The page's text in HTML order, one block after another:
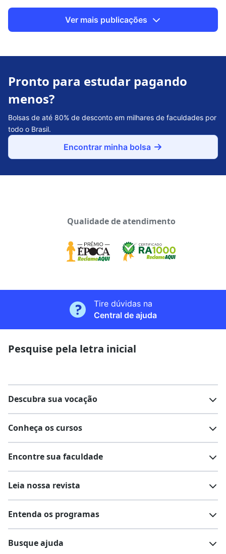
Ver mais publicações
Pronto para estudar pagando
menos?
Bolsas de até 80% de desconto em milhares de faculdades por
todo o Brasil.
Encontrar minha bolsa
Qualidade de atendimento
Tire dúvidas na
Central de ajuda
Pesquise pela letra inicial
Descubra sua vocação
Conheça os cursos
Cursos técnicos
Escolas
Encontre sua faculdade
Comunidade Quero
Leia nossa revista
Profissões
Entenda os programas
Busque ajuda